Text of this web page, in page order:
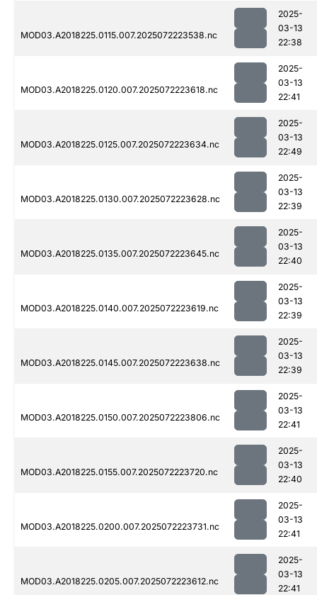
MOD03.A2018225.0115.007.2025072223538.nc
2025-
03-13
22:38
MOD03.A2018225.0120.007.2025072223618.nc
2025-
03-13
22:41
MOD03.A2018225.0125.007.2025072223634.nc
2025-
03-13
22:49
MOD03.A2018225.0130.007.2025072223628.nc
2025-
03-13
22:39
MOD03.A2018225.0135.007.2025072223645.nc
2025-
03-13
22:40
MOD03.A2018225.0140.007.2025072223619.nc
2025-
03-13
22:39
MOD03.A2018225.0145.007.2025072223638.nc
2025-
03-13
22:39
MOD03.A2018225.0150.007.2025072223806.nc
2025-
03-13
22:41
MOD03.A2018225.0155.007.2025072223720.nc
2025-
03-13
22:40
MOD03.A2018225.0200.007.2025072223731.nc
2025-
03-13
22:41
MOD03.A2018225.0205.007.2025072223612.nc
2025-
03-13
22:41